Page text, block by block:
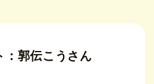
：郭伝こうさん